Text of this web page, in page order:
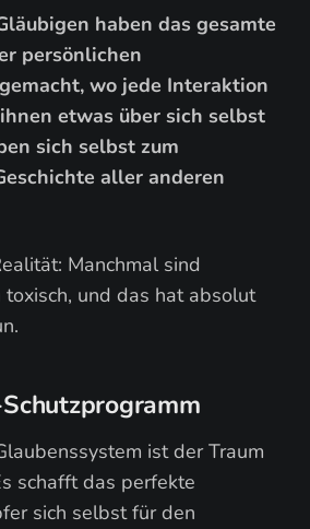
haben das gesamte
persönlichen
wo jede Interaktion
etwas über sich selbst
sich selbst zum
aller anderen
Manchmal sind
toxisch, und das hat absolut
ist der Traum
schafft das perfekte
sich selbst für den